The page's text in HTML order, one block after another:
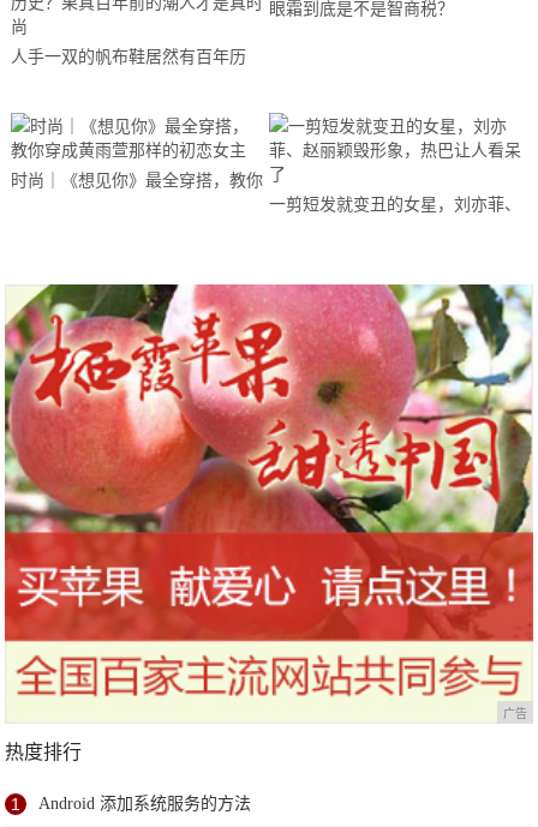
人手一双的帆布鞋居然有百年历
眼霜到底是不是智商税？
时尚｜《想见你》最全穿搭，教你
一剪短发就变丑的女星，刘亦菲、
广告
热度排行
1 Android 添加系统服务的方法